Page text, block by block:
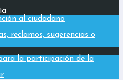
al ciudadano
reclamos, sugerencias o
la participación de la